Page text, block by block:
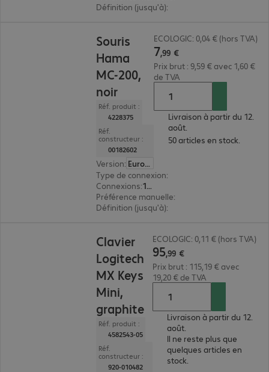
Définition (jusqu'à):
Souris
Hama
MC-200,
noir
Réf. produit :
4228375
Réf.
constructeur :
00182602
Version:
Europe
Type de connexion:
Connexions: 1 x USB type A
Préférence manuelle:
Définition (jusqu'à):
ECOLOGIC: 0,04 € (hors TVA)
7,99 €
Prix brut : 9,59 € avec 1,60 €
de TVA
Livraison à partir du 12.
août.
50 articles en stock.
Clavier
Logitech
MX Keys
Mini,
graphite
Réf. produit :
4582543-05
Réf.
constructeur :
920-010482
ECOLOGIC: 0,11 € (hors TVA)
95,99 €
Prix brut : 115,19 € avec
19,20 € de TVA
Livraison à partir du 12.
août.
Il ne reste plus que
quelques articles en
stock.